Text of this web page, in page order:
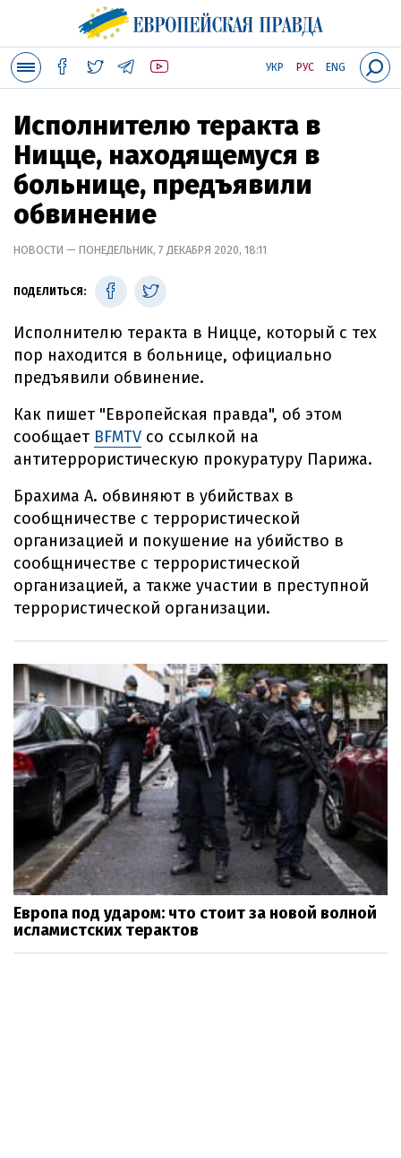
УКР РУС ENG
Исполнителю теракта в
Ницце, находящемуся в
больнице, предъявили
обвинение
НОВОСТИ — ПОНЕДЕЛЬНИК, 7 ДЕКАБРЯ 2020, 18:11
ПОДЕЛИТЬСЯ:
Исполнителю теракта в Ницце, который с тех
пор находится в больнице, официально
предъявили обвинение.
Как пишет "Европейская правда", об этом
сообщает BFMTV со ссылкой на
антитеррористическую прокуратуру Парижа.
Брахима А. обвиняют в убийствах в
сообщничестве с террористической
организацией и покушение на убийство в
сообщничестве с террористической
организацией, а также участии в преступной
террористической организации.
Европа под ударом: что стоит за новой волной
исламистских терактов